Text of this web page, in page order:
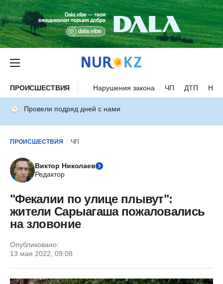
ПРОИСШЕСТВИЯ Нарушения закона ЧП ДТП
Провели подряд дней с нами
ПРОИСШЕСТВИЯ ЧП
Виктор Николаев
Редактор
"Фекалии по улице плывут":
жители Сарыагаша пожаловались
на зловоние
Опубликовано:
13 мая 2022, 09:08